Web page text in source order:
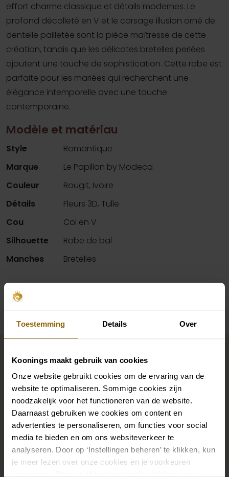
Toestemming Details Over
Koonings maakt gebruik van cookies
Onze website gebruikt cookies om de ervaring van de
website te optimaliseren. Sommige cookies zijn
noodzakelijk voor het functioneren van de website.
Daarnaast gebruiken we cookies om content en
advertenties te personaliseren, om functies voor social
media te bieden en om ons websiteverkeer te
analyseren. Door op ‘Instellingen beheren’ te klikken, kun
je meer lezen over onze cookies en je voorkeuren
effort charme classique et détails modernes. Le
profond décolleté en V et le corsage illusion orné de
dentelle pailletée sont la pièce maîtresse de cette
création, tandis que les délicates bretelles perlées
ajoutent une touche de sophistication. Cette robe est
parfaite pour les mariées qui recherchent une
élégance intemporelle avec une touche
contemporaine.
Modèle et matériau
Style
Romantique
Marque
Le Papillon by Modeca
Couleur
Rougit, Ivoire
Détails
Fleurs 3D, Tulle
Cou
Col en V
Silhouette
Robe de bal
Manches
Bretelles
Disponibilité par magasin
Complétez votre look de
mariée
Des chaussures de mariage parfaites sous votre robe
de mariée, mais aussi des colliers, des bracelets et des
boucles d'oreilles assortis à votre robe de mariée ou
un beau voile, un bandeau ou une épingle à cheveux
pour votre coiffure de mariée : votre look de mariée